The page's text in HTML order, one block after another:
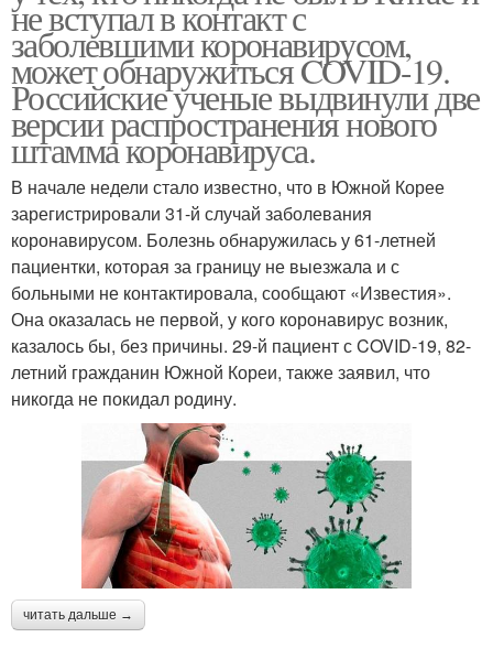
не вступал в контакт с
заболевшими коронавирусом,
может обнаружиться COVID-19.
Российские ученые выдвинули две
версии распространения нового
штамма коронавируса.
В начале недели стало известно, что в Южной Корее
зарегистрировали 31-й случай заболевания
коронавирусом. Болезнь обнаружилась у 61-летней
пациентки, которая за границу не выезжала и с
больными не контактировала, сообщают «Известия».
Она оказалась не первой, у кого коронавирус возник,
казалось бы, без причины. 29-й пациент с COVID-19, 82-
летний гражданин Южной Кореи, также заявил, что
никогда не покидал родину.
читать дальше →